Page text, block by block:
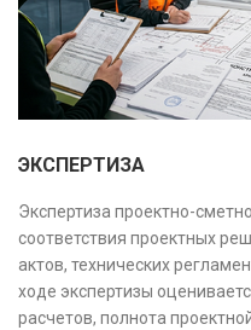
ЭКСПЕРТИЗА
Экспертиза проектно-
соответствия проектных
актов, технических
ходе экспертизы
расчетов, полнота